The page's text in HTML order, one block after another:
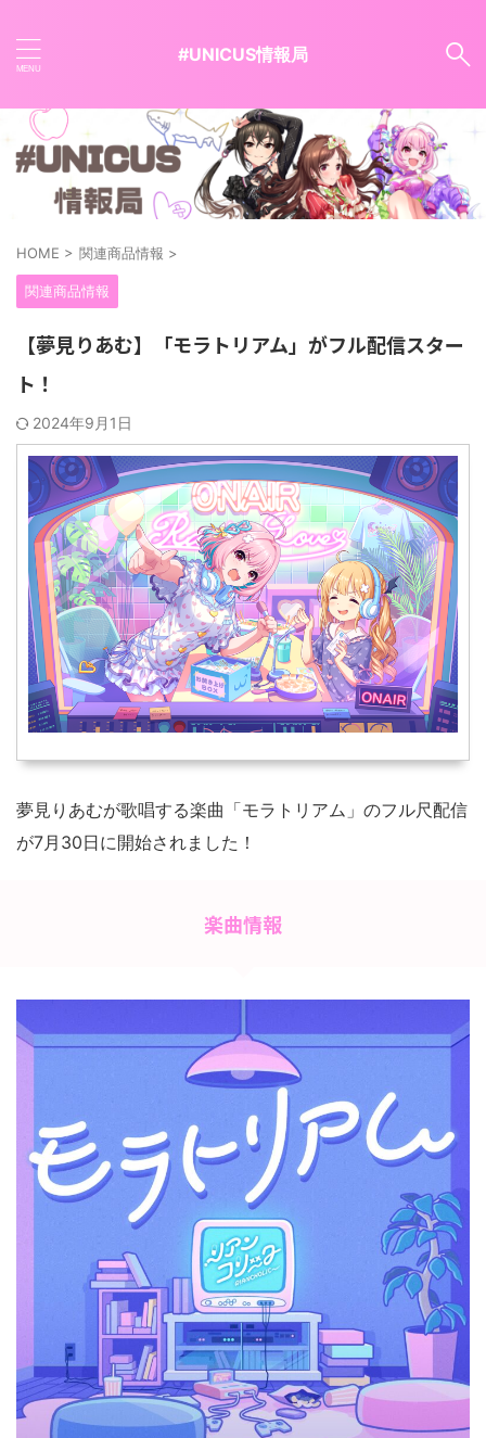
#UNICUS情報局
HOME > 関連商品情報 >
関連商品情報
【夢見りあむ】「モラトリアム」がフル配信スター
ト！
2024年9月1日
夢見りあむが歌唱する楽曲「モラトリアム」のフル尺配信
が7月30日に開始されました！
楽曲情報